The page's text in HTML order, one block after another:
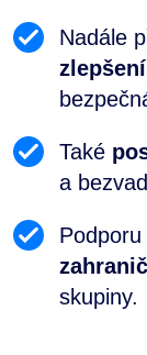
Nadále
Také
a
skupiny.